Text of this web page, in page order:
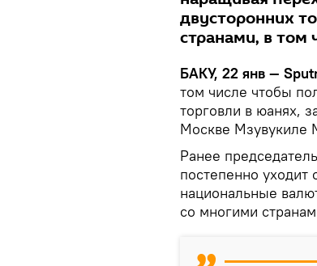
двусторонних
странами, в том
БАКУ, 22 янв —
том числе чтобы
торговли в юанях,
Москве Мзувукиле
Ранее
постепенно уходит
национальные
со многими